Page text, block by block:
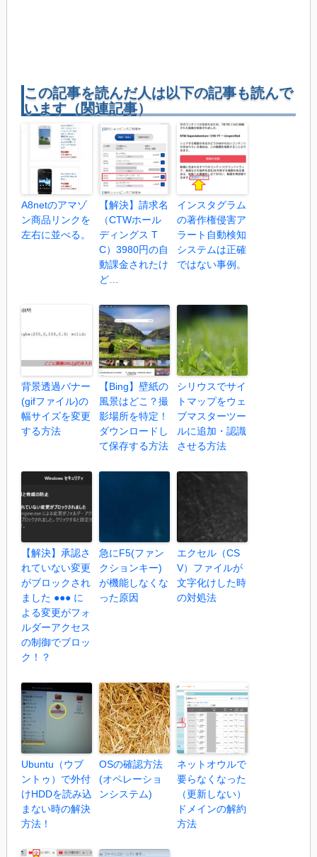
この記事を読んだ人は以下の記事も読んで
います（関連記事）
A8netのアマゾ
ン商品リンクを
左右に並べる。
【解決】請求名
（CTWホール
ディングス T
C）3980円の自
動課金されたけ
ど…
インスタグラム
の著作権侵害ア
ラート自動検知
システムは正確
ではない事例。
背景透過バナー
(gifファイル)の
幅サイズを変更
する方法
【Bing】壁紙の
風景はどこ？撮
影場所を特定！
ダウンロードし
て保存する方法
シリウスでサイ
トマップをウェ
ブマスターツー
ルに追加・認識
させる方法
【解決】承認さ
れていない変更
がブロックされ
ました ●●● に
よる変更がフォ
ルダーアクセス
の制御でブロッ
ク！？
急にF5(ファン
クションキー)
が機能しなくな
った原因
エクセル（CS
V）ファイルが
文字化けした時
の対処法
Ubuntu（ウブ
ントゥ）で外付
けHDDを読み込
まない時の解決
方法！
OSの確認方法
(オペレーショ
ンシステム)
ネットオウルで
要らなくなった
（更新しない）
ドメインの解約
方法